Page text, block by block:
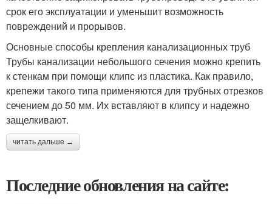
срок его эксплуатации и уменьшит возможность
повреждений и прорывов.
Основные способы крепления канализационных труб
Трубы канализации небольшого сечения можно крепить
к стенкам при помощи клипс из пластика. Как правило,
крепежи такого типа применяются для трубных отрезков
сечением до 50 мм. Их вставляют в клипсу и надежно
защелкивают.
читать дальше →
Последние обновления на сайте: